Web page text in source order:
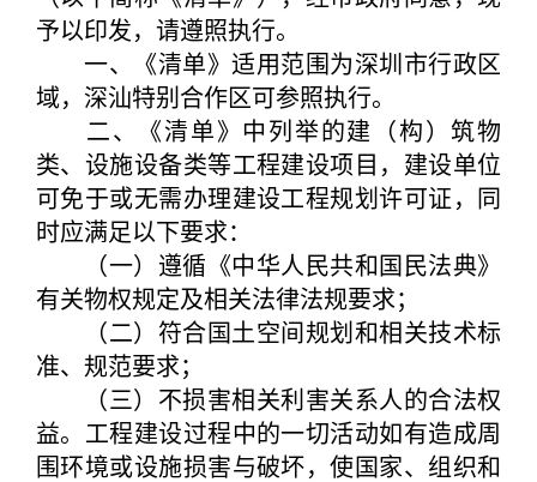
予以印发，请遵照执行。
一、《清单》适用范围为深圳市行政区
域，深汕特别合作区可参照执行。
二、《清单》中列举的建（构）筑物
类、设施设备类等工程建设项目，建设单位
可免于或无需办理建设工程规划许可证，同
时应满足以下要求：
（一）遵循《中华人民共和国民法典》
有关物权规定及相关法律法规要求；
（二）符合国土空间规划和相关技术标
准、规范要求；
（三）不损害相关利害关系人的合法权
益。工程建设过程中的一切活动如有造成周
围环境或设施损害与破坏，使国家、组织和